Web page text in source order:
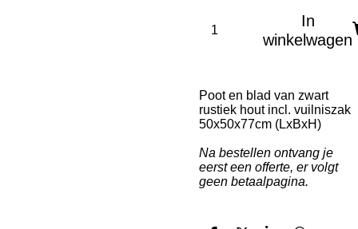
In
winkelwagen
Poot en blad van zwart
rustiek hout incl. vuilniszak
50x50x77cm (LxBxH)
Na bestellen ontvang je
eerst een offerte, er volgt
geen betaalpagina.